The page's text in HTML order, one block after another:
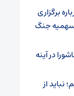
برگزاری
سهمیه جنگ
در آینه
نباید از